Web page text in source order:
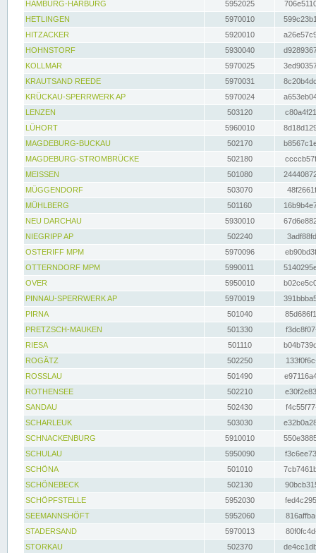
HAMBURG-HARBURG
5952025
HETLINGEN
5970010
HITZACKER
5920010
HOHNSTORF
5930040
KOLLMAR
5970025
KRAUTSAND REEDE
5970031
KRÜCKAU-SPERRWERK AP
5970024
LENZEN
503120
LÜHORT
5960010
MAGDEBURG-BUCKAU
502170
MAGDEBURG-STROMBRÜCKE
502180
MEISSEN
501080
MÜGGENDORF
503070
MÜHLBERG
501160
NEU DARCHAU
5930010
NIEGRIPP AP
502240
OSTERIFF MPM
5970096
OTTERNDORF MPM
5990011
OVER
5950010
PINNAU-SPERRWERK AP
5970019
PIRNA
501040
PRETZSCH-MAUKEN
501330
RIESA
501110
ROGÄTZ
502250
ROSSLAU
501490
ROTHENSEE
502210
SANDAU
502430
SCHARLEUK
503030
SCHNACKENBURG
5910010
SCHULAU
5950090
SCHÖNA
501010
SCHÖNEBECK
502130
SCHÖPFSTELLE
5952030
SEEMANNSHÖFT
5952060
STADERSAND
5970013
STORKAU
502370